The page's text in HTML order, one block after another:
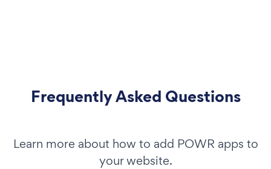
Frequently Asked Questions
Learn more about how to add POWR apps to
your website.